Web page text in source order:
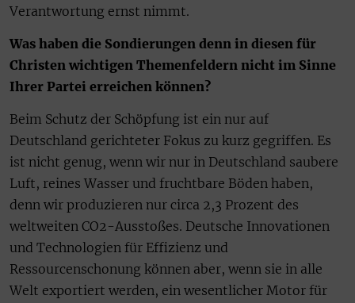
Verantwortung ernst nimmt.
Was haben die Sondierungen denn in diesen für
Christen wichtigen Themenfeldern nicht im Sinne
Ihrer Partei erreichen können?
Beim Schutz der Schöpfung ist ein nur auf
Deutschland gerichteter Fokus zu kurz gegriffen. Es
ist nicht genug, wenn wir nur in Deutschland saubere
Luft, reines Wasser und fruchtbare Böden haben,
denn wir produzieren nur circa 2,3 Prozent des
weltweiten CO2-Ausstoßes. Deutsche Innovationen
und Technologien für Effizienz und
Ressourcenschonung können aber, wenn sie in alle
Welt exportiert werden, ein wesentlicher Motor für